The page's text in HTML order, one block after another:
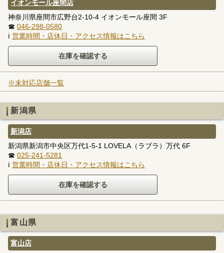
イオンモール座間店
神奈川県座間市広野台2-10-4 イオンモール座間 3F
☎ 046-298-0580
ℹ 営業時間・店休日・アクセス情報はこちら
※未対応店舗一覧
新潟県
新潟店
新潟県新潟市中央区万代1-5-1 LOVELA（ラブラ）万代 6F
☎ 025-241-5281
ℹ 営業時間・店休日・アクセス情報はこちら
富山県
富山店